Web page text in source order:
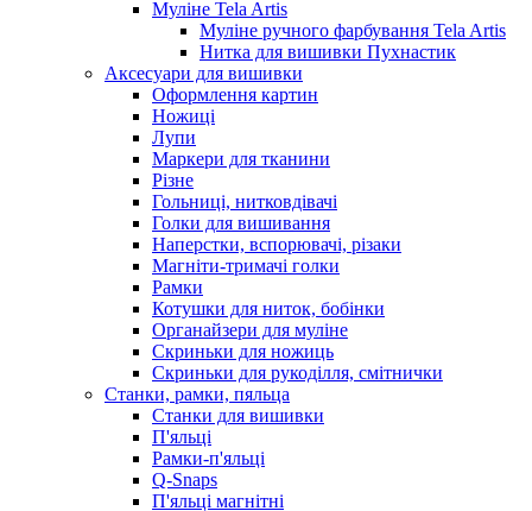
Муліне Tela Artis
Муліне ручного фарбування Tela Artis
Нитка для вишивки Пухнастик
Аксесуари для вишивки
Оформлення картин
Ножиці
Лупи
Маркери для тканини
Різне
Гольниці, нитковдівачі
Голки для вишивання
Наперстки, вспорювачі, різаки
Магніти-тримачі голки
Рамки
Котушки для ниток, бобінки
Органайзери для муліне
Скриньки для ножиць
Скриньки для рукоділля, смітнички
Станки, рамки, пяльца
Станки для вишивки
П'яльці
Рамки-п'яльці
Q-Snaps
П'яльці магнітні